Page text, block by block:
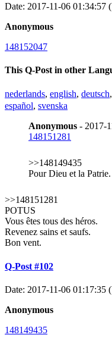
Date: 2017-11-06 01:34:57
Anonymous
148152047
This Q-Post in other
nederlands, english, deutsch,
español, svenska
Anonymous - 2017-
148151281
>>148149435
Pour Dieu et la Patrie.
>>148151281
POTUS
Vous êtes tous des héros.
Revenez sains et saufs.
Bon vent.
Q-Post #102
Date: 2017-11-06 01:17:35
Anonymous
148149435